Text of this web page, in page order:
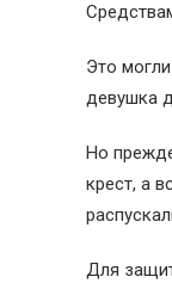
Это
девушка
Но
крест, а
Для